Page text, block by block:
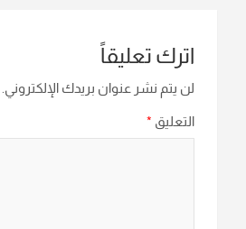
اترك تعليقاً
لن يتم نشر عنوان بريدك الإلكتروني.
التعليق *